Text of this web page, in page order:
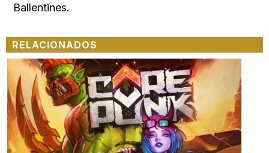
Ballentines.
RELACIONADOS